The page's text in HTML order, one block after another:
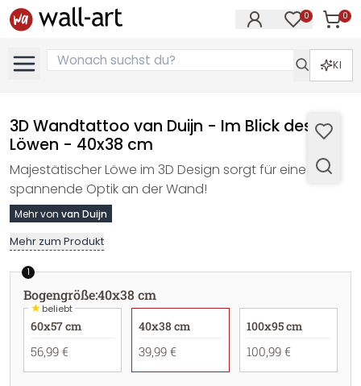
0 0
KI
3D Wandtattoo van Duijn - Im Blick des
Löwen - 40x38 cm
Majestätischer Löwe im 3D Design sorgt für eine
spannende Optik an der Wand!
Mehr von van Duijn
Mehr zum Produkt
1
Bogengröße:40x38 cm
★beliebt
60x57 cm
56,99 €
40x38 cm
39,99 €
100x95 cm
100,99 €